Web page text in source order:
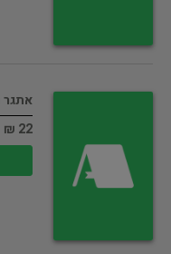
אתגר
22 ₪